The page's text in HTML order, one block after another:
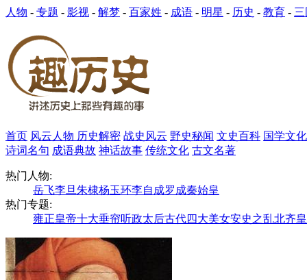
人物 - 专题 - 影视 - 解梦 - 百家姓 - 成语 - 明星 - 历史 - 教育 -
首页 风云人物 历史解密 战史风云 野史秘闻 文史百科 国学文化
诗词名句 成语典故 神话故事 传统文化 古文名著
热门人物:
岳飞李旦朱棣杨玉环李自成罗成秦始皇
热门专题:
雍正皇帝十大垂帘听政太后古代四大美女安史之乱北齐